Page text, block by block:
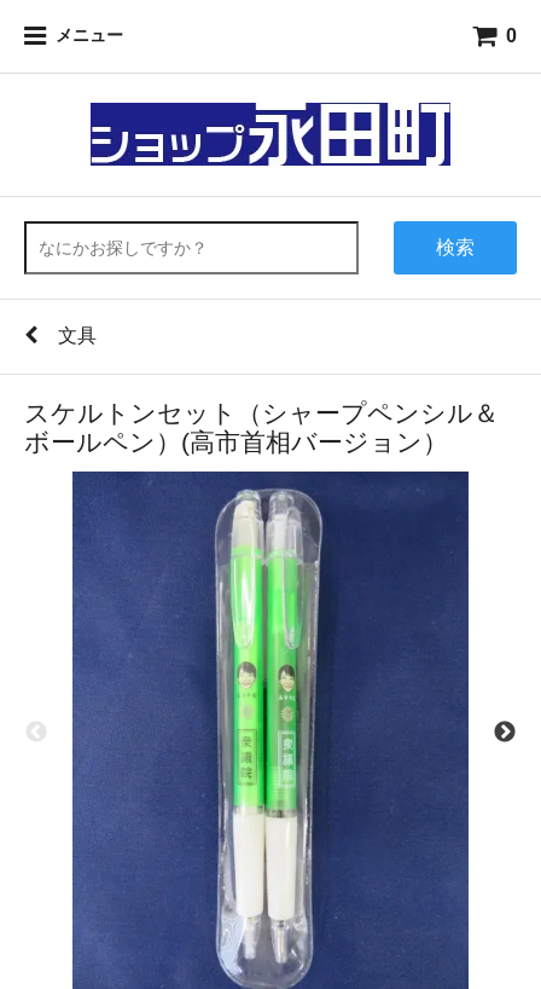
メニュー 0
検索
文具
スケルトンセット（シャープペンシル＆
ボールペン）(高市首相バージョン）